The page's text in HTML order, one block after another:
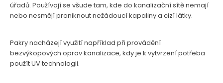
úřadů. Používají se všude tam, kde do kanalizační sítě nemají
nebo nesmějí proniknout nežádoucí kapaliny a cizí látky.
Pakry nacházejí využití například při provádění
bezvýkopových oprav kanalizace, kdy je k vytvrzení potřeba
použít UV technologii.